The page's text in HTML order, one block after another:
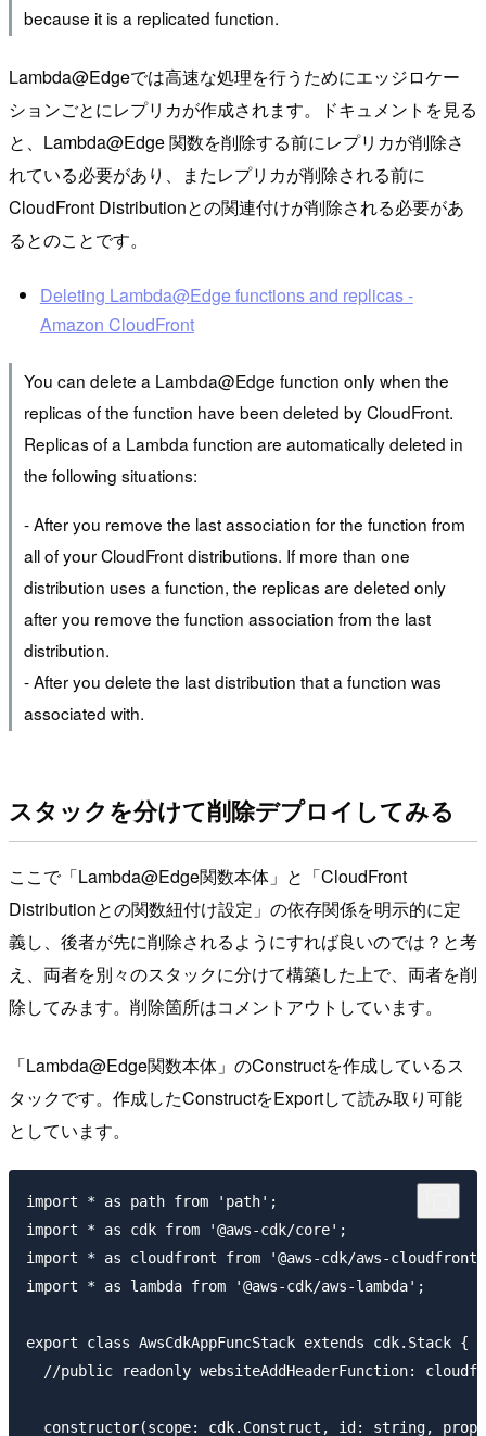
because it is a replicated function.
Lambda@Edgeでは高速な処理を行うためにエッジロケー
ションごとにレプリカが作成されます。ドキュメントを見る
と、Lambda@Edge 関数を削除する前にレプリカが削除さ
れている必要があり、またレプリカが削除される前に
CloudFront Distributionとの関連付けが削除される必要があ
るとのことです。
Deleting Lambda@Edge functions and replicas -
Amazon CloudFront
You can delete a Lambda@Edge function only when the
replicas of the function have been deleted by CloudFront.
Replicas of a Lambda function are automatically deleted in
the following situations:
- After you remove the last association for the function from
all of your CloudFront distributions. If more than one
distribution uses a function, the replicas are deleted only
after you remove the function association from the last
distribution.
- After you delete the last distribution that a function was
associated with.
スタックを分けて削除デプロイしてみる
ここで「Lambda@Edge関数本体」と「CloudFront
Distributionとの関数紐付け設定」の依存関係を明示的に定
義し、後者が先に削除されるようにすれば良いのでは？と考
え、両者を別々のスタックに分けて構築した上で、両者を削
除してみます。削除箇所はコメントアウトしています。
「Lambda@Edge関数本体」のConstructを作成しているス
タックです。作成したConstructをExportして読み取り可能
としています。
import * as path from 'path';
import * as cdk from '@aws-cdk/core';
import * as cloudfront from '@aws-cdk/aws-
import * as lambda from '@aws-cdk/aws-lambda';
export class AwsCdkAppFuncStack extends cdk.Stack {
//public readonly websiteAddHeaderFunction:
constructor(scope: cdk.Construct, id: string,